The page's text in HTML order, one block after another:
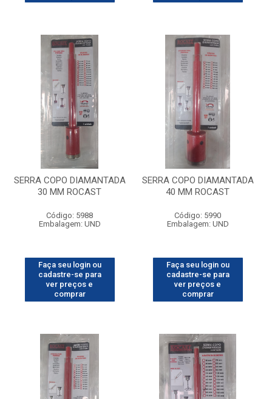
SERRA COPO DIAMANTADA
30 MM ROCAST
Código: 5988
Embalagem: UND
Faça seu login ou
cadastre-se para
ver preços e
comprar
SERRA COPO DIAMANTADA
40 MM ROCAST
Código: 5990
Embalagem: UND
Faça seu login ou
cadastre-se para
ver preços e
comprar